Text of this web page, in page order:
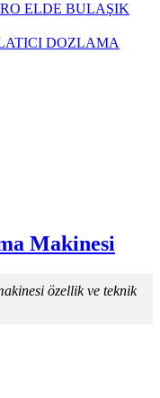
ELDE BULAŞIK
DOZLAMA
Makinesi
özellik ve teknik